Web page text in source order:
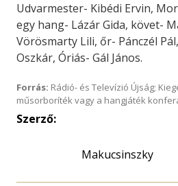
Udvarmester- Kibédi Ervin,
egy hang- Lázár Gida, követ-
Vörösmarty Lili, őr- Pánczél
Oszkár, Óriás- Gál János.
Forrás: Rádió- és Televízió Újság;
műsorboríték vagy a hangjáték
Szerző:
Makucsinszky